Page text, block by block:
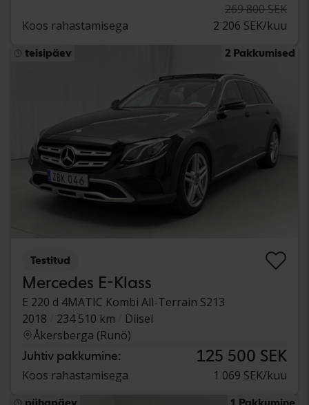
269 800 SEK
Koos rahastamisega
2 206 SEK/kuu
teisipäev 2 Pakkumised
Testitud
Mercedes E-Klass
E 220 d 4MATIC Kombi All-Terrain S213
2018
234 510 km
Diisel
Åkersberga (Runö)
Juhtiv pakkumine: 125 500 SEK
Koos rahastamisega 1 069 SEK/kuu
pühapäev 1 Pakkumine